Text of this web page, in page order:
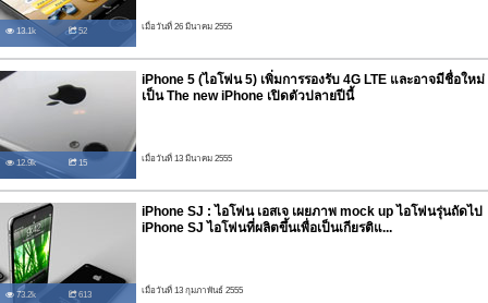
13.1k 52 เมื่อวันที่ 26 มีนาคม 2555
12.9k 15
iPhone 5 (ไอโฟน 5) เพิ่มการรองรับ 4G LTE และอาจมีชื่อใหม่
เป็น The new iPhone เปิดตัวปลายปีนี้
เมื่อวันที่ 13 มีนาคม 2555
73.2k 613
iPhone SJ : ไอโฟน เอสเจ เผยภาพ mock up ไอโฟนรุ่นถัดไป
iPhone SJ ไอโฟนที่ผลิตขึ้นเพื่อเป็นเกียรติแ...
เมื่อวันที่ 13 กุมภาพันธ์ 2555